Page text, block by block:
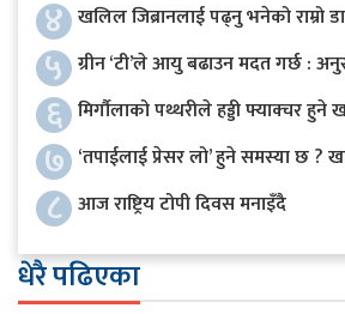
४ खलिल जिब्रानलाई पढ्नु भनेको राम्रो
५ ग्रीन ‘टी’ले आयु बढाउन मदत गर्छ :
६ मिर्गौलाको पथ्थरीले हड्डी फ्याक्चर हुने
७ ‘तपाईलाई प्रेसर लो’ हुने समस्या छ ?
८ आज राष्ट्रिय टोपी दिवस मनाइँदै
धेरै पढिएका